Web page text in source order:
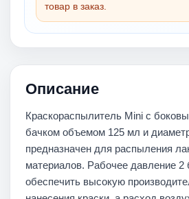
товар в заказ.
Описание
Краскораспылитель Mini с
бачком объемом 125 мл и
предназначен для распыления
материалов. Рабочее давление 2
обеспечить высокую